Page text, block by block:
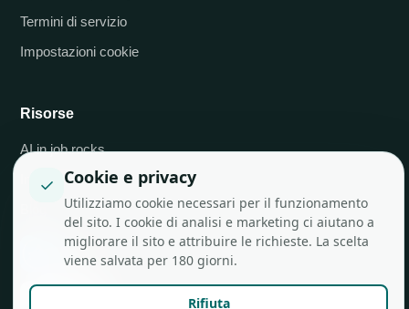
Termini di servizio
Impostazioni cookie
Risorse
AI in job.rocks
Integrazioni API
✓ Cookie e privacy
Utilizziamo cookie necessari per il funzionamento
del sito. I cookie di analisi e marketing ci aiutano a
migliorare il sito e attribuire le richieste. La scelta
viene salvata per 180 giorni.
Rifiuta